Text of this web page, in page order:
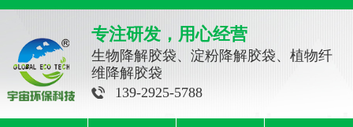
专注研发，用心经营
生物降解胶袋、淀粉降解胶袋、植物纤
维降解胶袋
139-2925-5788